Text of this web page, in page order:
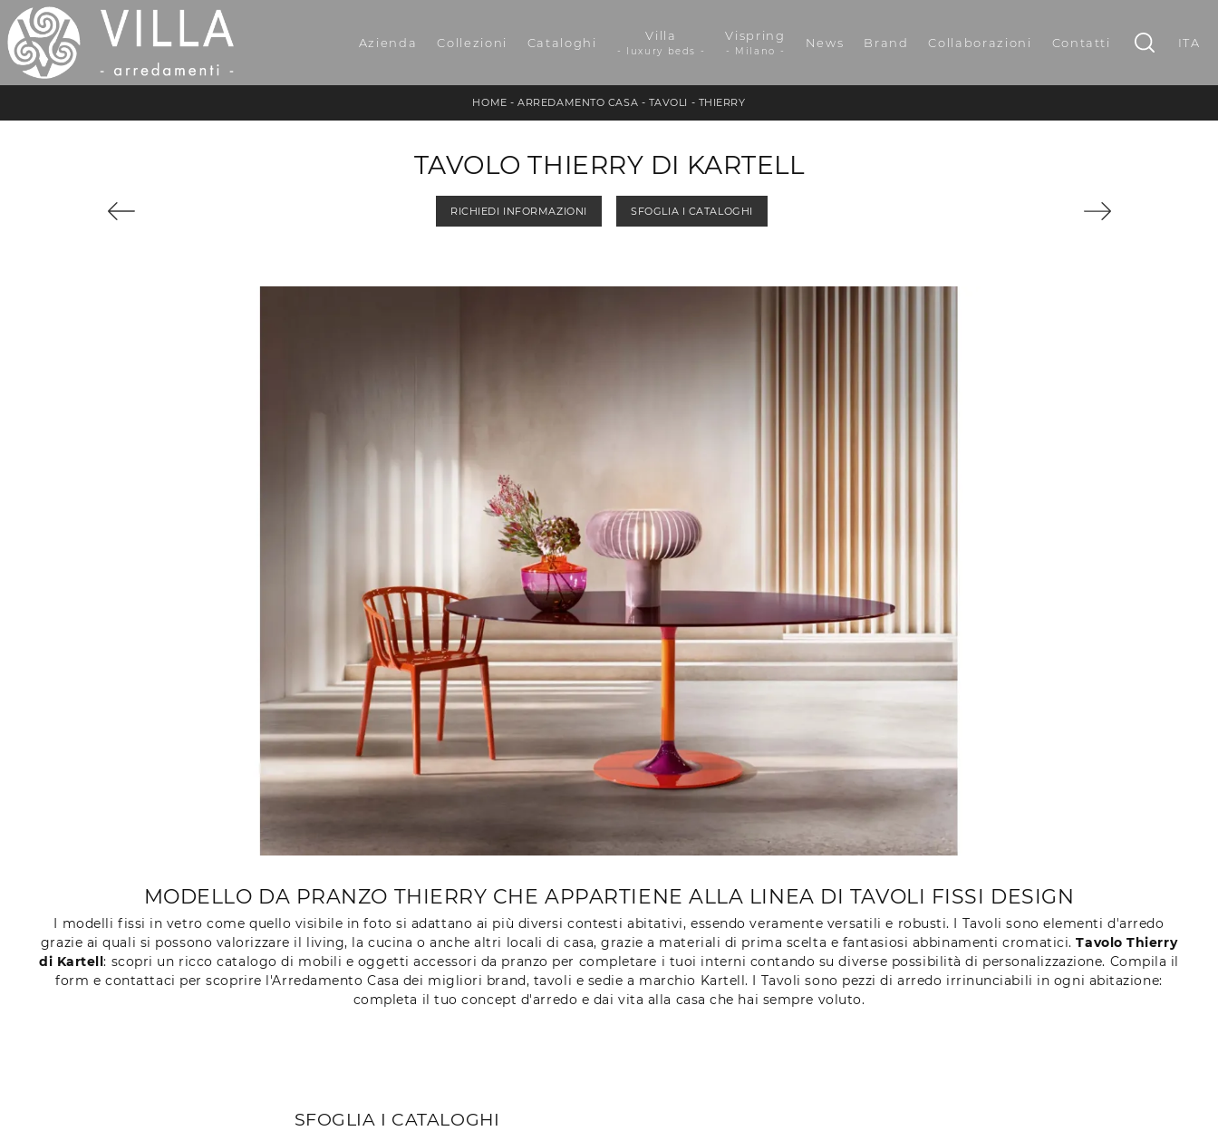
Azienda Collezioni Cataloghi Villa
- luxury beds -
Vispring
- Milano -
News Brand Collaborazioni Contatti ITA
HOME -ARREDAMENTO CASA - TAVOLI - THIERRY
TAVOLO THIERRY DI KARTELL
RICHIEDI INFORMAZIONI SFOGLIA I CATALOGHI
MODELLO DA PRANZO THIERRY CHE APPARTIENE ALLA LINEA DI TAVOLI FISSI DESIGN
I modelli fissi in vetro come quello visibile in foto si adattano ai più diversi contesti abitativi, essendo veramente versatili e robusti. I Tavoli sono elementi d'arredo
grazie ai quali si possono valorizzare il living, la cucina o anche altri locali di casa, grazie a materiali di prima scelta e fantasiosi abbinamenti cromatici.Tavolo Thierry
di Kartell: scopri un ricco catalogo di mobili e oggetti accessori da pranzo per completare i tuoi interni contando su diverse possibilità di personalizzazione. Compila il
form e contattaci per scoprire l'Arredamento Casa dei migliori brand, tavoli e sedie a marchio Kartell. I Tavoli sono pezzi di arredo irrinunciabili in ogni abitazione:
completa il tuo concept d'arredo e dai vita alla casa che hai sempre voluto.
SFOGLIA I CATALOGHI